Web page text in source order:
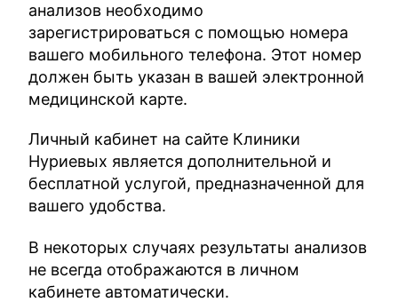
анализов необходимо
зарегистрироваться с помощью номера
вашего мобильного телефона. Этот номер
должен быть указан в вашей электронной
медицинской карте.
Личный кабинет на сайте Клиники
Нуриевых является дополнительной и
бесплатной услугой, предназначенной для
вашего удобства.
В некоторых случаях результаты анализов
не всегда отображаются в личном
кабинете автоматически.